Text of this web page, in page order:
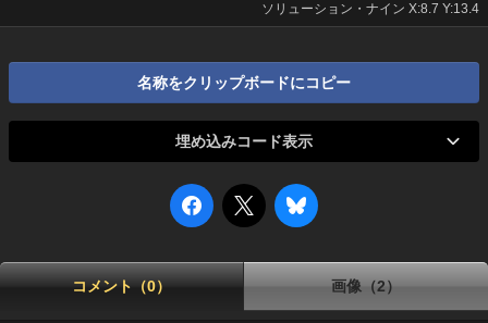
ソリューション・ナイン X:8.7 Y:13.4
名称をクリップボードにコピー
埋め込みコード表示
コメント（0） 画像（2）